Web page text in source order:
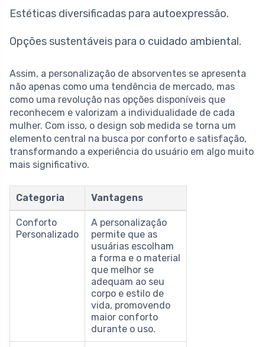
Estéticas diversificadas para autoexpressão.
Opções sustentáveis para o cuidado ambiental.
Assim, a personalização de absorventes se apresenta
não apenas como uma tendência de mercado, mas
como uma revolução nas opções disponíveis que
reconhecem e valorizam a individualidade de cada
mulher. Com isso, o design sob medida se torna um
elemento central na busca por conforto e satisfação,
transformando a experiência do usuário em algo muito
mais significativo.
Categoria Vantagens
Conforto
Personalizado
A personalização
permite que as
usuárias escolham
a forma e o material
que melhor se
adequam ao seu
corpo e estilo de
vida, promovendo
maior conforto
durante o uso.